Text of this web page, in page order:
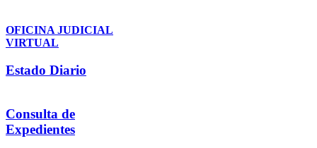
OFICINA JUDICIAL
VIRTUAL
Estado Diario
Consulta de
Expedientes